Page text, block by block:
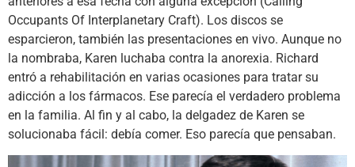
Occupants Of Interplanetary Craft). Los discos se
esparcieron, también las presentaciones en vivo. Aunque no
la nombraba, Karen luchaba contra la anorexia. Richard
entró a rehabilitación en varias ocasiones para tratar su
adicción a los fármacos. Ese parecía el verdadero problema
en la familia. Al fin y al cabo, la delgadez de Karen se
solucionaba fácil: debía comer. Eso parecía que pensaban.